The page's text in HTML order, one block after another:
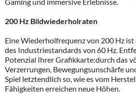
200 Hz Bildwiederholraten
Eine Wiederholfrequenz von 200 Hz ist
des Industriestandards von 60 Hz.
Potenzial Ihrer Grafikkarte:durch das
Verzerrungen, Bewegungsunschärfe
Spiel letztendlich so, wie es vom
Fähigkeiten erreichen neue Höhen.